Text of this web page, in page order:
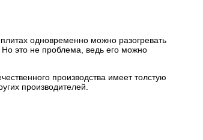
одновременно можно разогревать
это не проблема, ведь его можно
производства имеет толстую
производителей.